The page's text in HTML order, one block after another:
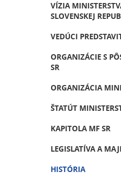
VÍZIA
SLOVENSKEJ
VEDÚCI
ORGANIZÁCIE S
SR
ORGANIZÁCIA
ŠTATÚT
KAPITOLA MF SR
LEGISLATÍVA A
HISTÓRIA